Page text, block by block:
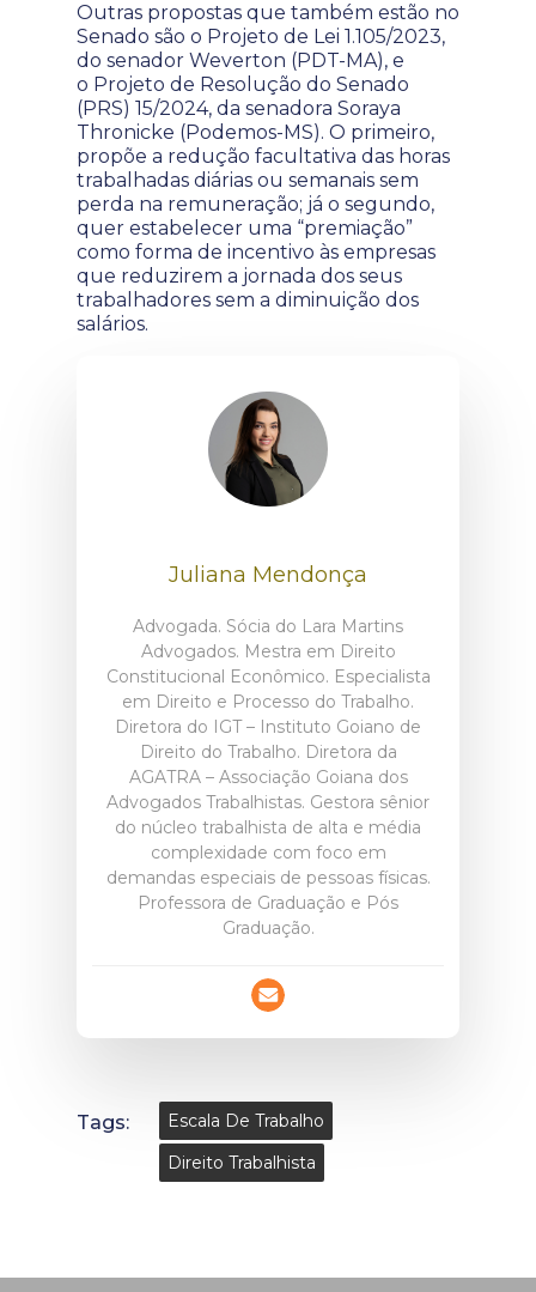
Outras propostas que também estão no
Senado são o Projeto de Lei 1.105/2023,
do senador Weverton (PDT-MA), e
o Projeto de Resolução do Senado
(PRS) 15/2024, da senadora Soraya
Thronicke (Podemos-MS). O primeiro,
propõe a redução facultativa das horas
trabalhadas diárias ou semanais sem
perda na remuneração; já o segundo,
quer estabelecer uma “premiação”
como forma de incentivo às empresas
que reduzirem a jornada dos seus
trabalhadores sem a diminuição dos
salários.
Juliana Mendonça
Advogada. Sócia do Lara Martins
Advogados. Mestra em Direito
Constitucional Econômico. Especialista
em Direito e Processo do Trabalho.
Diretora do IGT – Instituto Goiano de
Direito do Trabalho. Diretora da
AGATRA – Associação Goiana dos
Advogados Trabalhistas. Gestora sênior
do núcleo trabalhista de alta e média
complexidade com foco em
demandas especiais de pessoas físicas.
Professora de Graduação e Pós
Graduação.
Tags:
Escala De Trabalho
Direito Trabalhista